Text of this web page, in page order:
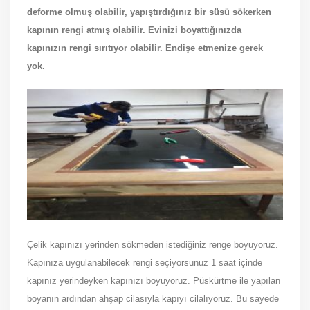
deforme olmuş olabilir, yapıştırdığınız bir süsü sökerken
kapının rengi atmış olabilir. Evinizi boyattığınızda
kapınızın rengi sırıtıyor olabilir. Endişe etmenize gerek
yok.
Çelik kapınızı yerinden sökmeden istediğiniz renge boyuyoruz.
Kapınıza uygulanabilecek rengi seçiyorsunuz 1 saat içinde
kapınız yerindeyken kapınızı boyuyoruz. Püskürtme ile yapılan
boyanın ardından ahşap cilasıyla kapıyı cilalıyoruz. Bu sayede